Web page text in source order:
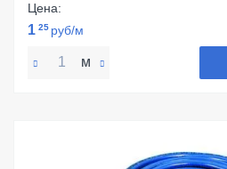
Цена:
1 25 руб/м
м